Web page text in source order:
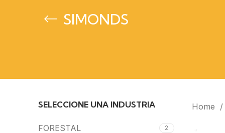
SIMONDS
SELECCIONE UNA INDUSTRIA
FORESTAL 2
Home